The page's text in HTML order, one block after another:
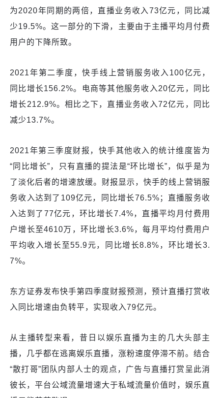
为2020年同期的两倍，直播业务收入73亿元，同比减
少19.5%。这一部分的下滑，主要由于主播平均月付费
用户的下降所致。
2021年第二季度，快手线上营销服务收入100亿元，
同比增长156.2%。电商等其他服务收入20亿元，同比
增长212.9%。相比之下，直播业务收入72亿元，同比
减少13.7%。
2021年第三季度财报，快手其他收入的统计维度皆为
“同比增长”，只有直播的提法是“环比增长”，似乎是为
了淡化后者的增速放缓。财报显示，快手的线上营销服
务收入达到了109亿元，同比增长76.5%；直播服务收
入达到了77亿元，环比增长7.4%，直播平均月付费用
户增长至4610万，环比增长3.6%，每月平均付费用户
平均收入增长至55.9元，同比增长8.8%，环比增长3.
7%。
东方证券发布快手第四季度财报预测，预计直播打赏收
入同比增速由负转平，实现收入79亿元。
从主播转型来看，昔日以娱乐直播为主的几大头部主
播，几乎都在逃离娱乐直播，涨粉速度停滞不前。结合
“散打哥”团队内部人士的观点，广告与直播打赏呈此消
彼长，平台公域流量增速大于私域流量价值时，娱乐直